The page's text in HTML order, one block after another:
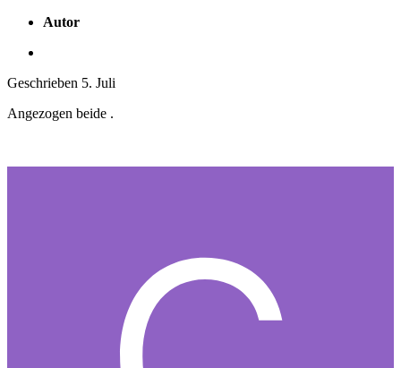
Autor
Geschrieben 5. Juli
Angezogen beide .